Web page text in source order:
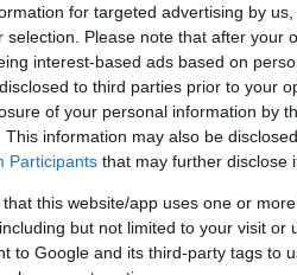
for targeted advertising by
selection. Please note that after your
interest-based ads based on
to third parties prior to your
of your personal information by
This information may also be
Participants that may further disclose
that this website/app uses one or
but not limited to your visit or
to Google and its third-party tags to